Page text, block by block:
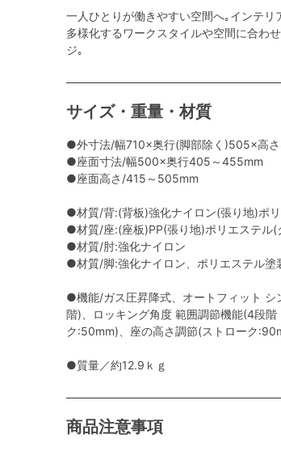
一人ひとりが働きやすい空間へ｡インテリ
多様化するワークスタイルや空間に合わ
ジ｡
サイズ・重量・材質
●外寸法/幅710×奥行(脚部除く)505×高
●座面寸法/幅500×奥行405～455mm
●座面高さ/415～505mm
●材質/背:(背板)強化ナイロン(張り地)ポ
●材質/座:(座板)PP(張り地)ポリエステル(
●材質/肘:強化ナイロン
●材質/脚:強化ナイロン、ポリエステル塗
●機能/ガス圧昇降式、オートフィット
階)、ロッキング角度 範囲調節機能(4段
ク:50mm)、座の高さ調節(ストローク
●質量／約12.9ｋｇ
商品注意事項